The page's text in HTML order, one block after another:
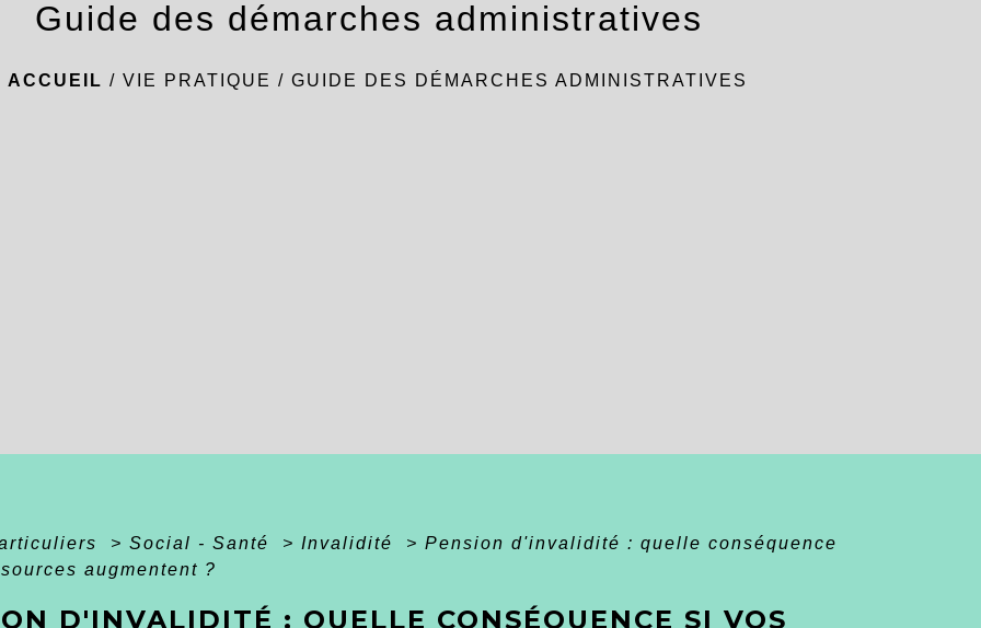
Guide des démarches administratives
ACCUEIL / VIE PRATIQUE / GUIDE DES DÉMARCHES ADMINISTRATIVES
> Social - Santé > Invalidité > Pension d'invalidité : quelle conséquence
augmentent ?
D'INVALIDITÉ : QUELLE CONSÉQUENCE SI VOS